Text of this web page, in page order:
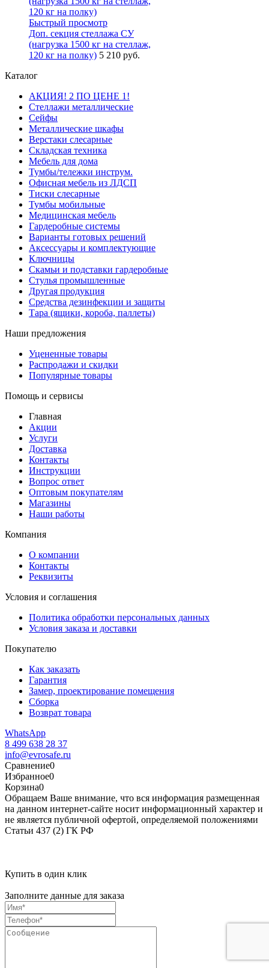
Быстрый просмотр
Доп. секция стеллажа СУ
(нагрузка 1500 кг на стеллаж,
120 кг на полку) 5 210 руб.
Каталог
АКЦИЯ! 2 ПО ЦЕНЕ 1!
Стеллажи металлические
Сейфы
Металлические шкафы
Верстаки слесарные
Складская техника
Мебель для дома
Тумбы/тележки инструм.
Офисная мебель из ЛДСП
Тиски слесарные
Тумбы мобильные
Медицинская мебель
Гардеробные системы
Варианты готовых решений
Аксессуары и комплектующие
Ключницы
Скамьи и подставки гардеробные
Стулья промышленные
Другая продукция
Средства дезинфекции и защиты
Тара (ящики, короба, паллеты)
Наши предложения
Уцененные товары
Распродажи и скидки
Популярные товары
Помощь и сервисы
Главная
Акции
Услуги
Доставка
Контакты
Инструкции
Вопрос ответ
Оптовым покупателям
Магазины
Наши работы
Компания
О компании
Контакты
Реквизиты
Условия и соглашения
Политика обработки персональных данных
Условия заказа и доставки
Покупателю
Как заказать
Гарантия
Замер, проектирование помещения
Сборка
Возврат товара
WhatsApp
8 499 638 28 37
info@evrosafe.ru
Сравнение0
Избранное0
Корзина0
Обращаем Ваше внимание, что вся информация размещенная
на данном интернет-сайте носит информационный характер и
не является публичной офертой, определяемой положениями
Статьи 437 (2) ГК РФ
Купить в один клик
Заполните данные для заказа